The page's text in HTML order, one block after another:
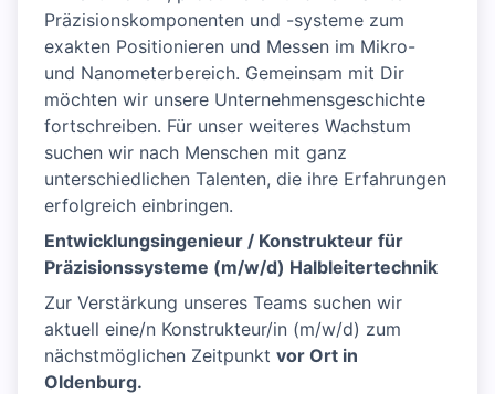
Präzisionskomponenten und -systeme zum
exakten Positionieren und Messen im Mikro-
und Nanometerbereich. Gemeinsam mit Dir
möchten wir unsere Unternehmensgeschichte
fortschreiben. Für unser weiteres Wachstum
suchen wir nach Menschen mit ganz
unterschiedlichen Talenten, die ihre Erfahrungen
erfolgreich einbringen.
Entwicklungsingenieur / Konstrukteur für
Präzisionssysteme (m/w/d) Halbleitertechnik
Zur Verstärkung unseres Teams suchen wir
aktuell eine/n Konstrukteur/in (m/w/d) zum
nächstmöglichen Zeitpunkt vor Ort in
Oldenburg.